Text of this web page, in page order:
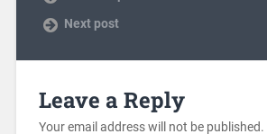
Next post
Leave a Reply
Your email address will not be published.